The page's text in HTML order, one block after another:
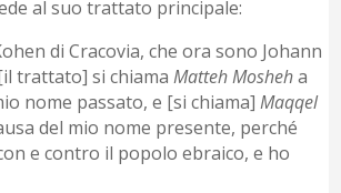
al suo trattato principale:
di Cracovia, che ora sono Johann
trattato] si chiamaMatteh Mosheha
nome passato, e [si chiama]Maqqel
del mio nome presente, perché
e contro il popolo ebraico, e ho